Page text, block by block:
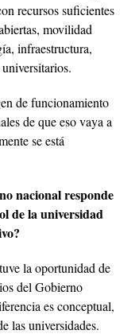
recursos suficientes
movilidad
infraestructura,
de funcionamiento
de que eso vaya a
se está
nacional responde
de la universidad
la oportunidad de
del Gobierno
es conceptual,
las universidades.